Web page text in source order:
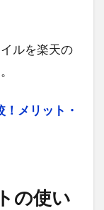
ルを楽天の
メリット・
の使い